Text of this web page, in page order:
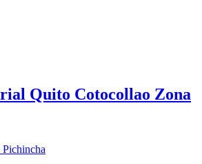
Quito Cotocollao Zona